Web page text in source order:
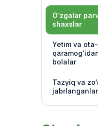
O‘zgalar
shaxslar
Yetim va
bolalar
Tazyiq va
jabrlanganlar